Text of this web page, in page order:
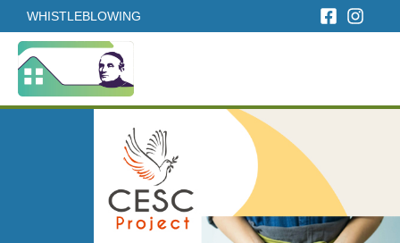
WHISTLEBLOWING